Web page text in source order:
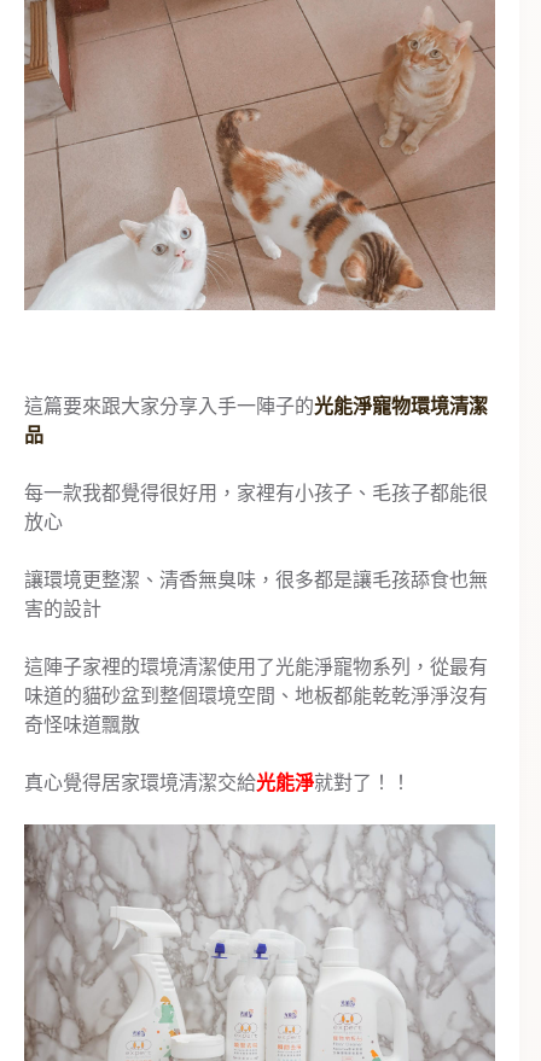
這篇要來跟大家分享入手一陣子的光能淨寵物環境清潔
品
每一款我都覺得很好用，家裡有小孩子、毛孩子都能很
放心
讓環境更整潔、清香無臭味，很多都是讓毛孩舔食也無
害的設計
這陣子家裡的環境清潔使用了光能淨寵物系列，從最有
味道的貓砂盆到整個環境空間、地板都能乾乾淨淨沒有
奇怪味道飄散
真心覺得居家環境清潔交給光能淨就對了！！